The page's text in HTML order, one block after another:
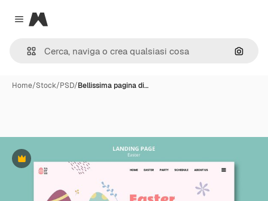
Close menu
Magnific
Cerca
Home/Stock/PSD/Bellissima pagina di…
Premium